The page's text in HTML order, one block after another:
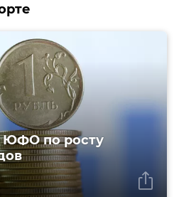
ЮФО по росту